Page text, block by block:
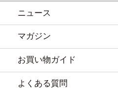
ニュース
マガジン
お買い物ガイド
よくある質問